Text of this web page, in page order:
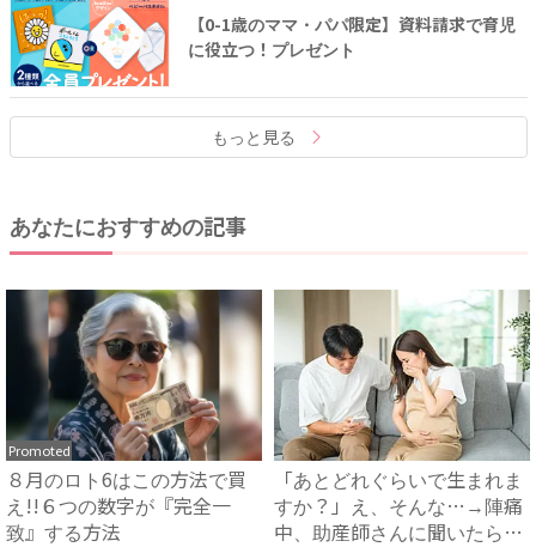
【0-1歳のママ・パパ限定】資料請求で育児
に役立つ！プレゼント
もっと見る
あなたにおすすめの記事
Promoted
８月のロト6はこの方法で買
え!!６つの数字が『完全一
致』する方法
「あとどれぐらいで生まれま
すか？」え、そんな…→陣痛
中、助産師さんに聞いたら衝